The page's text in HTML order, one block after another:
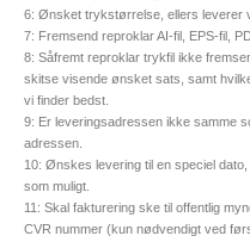
6: Ønsket trykstørrelse, ellers leverer
7: Fremsend reproklar AI-fil, EPS-fil,
8: Såfremt reproklar trykfil ikke
skitse visende ønsket sats, samt
vi finder bedst.
9: Er leveringsadressen ikke samme
adressen.
10: Ønskes levering til en speciel
som muligt.
11: Skal fakturering ske til offentlig
CVR nummer (kun nødvendigt ved